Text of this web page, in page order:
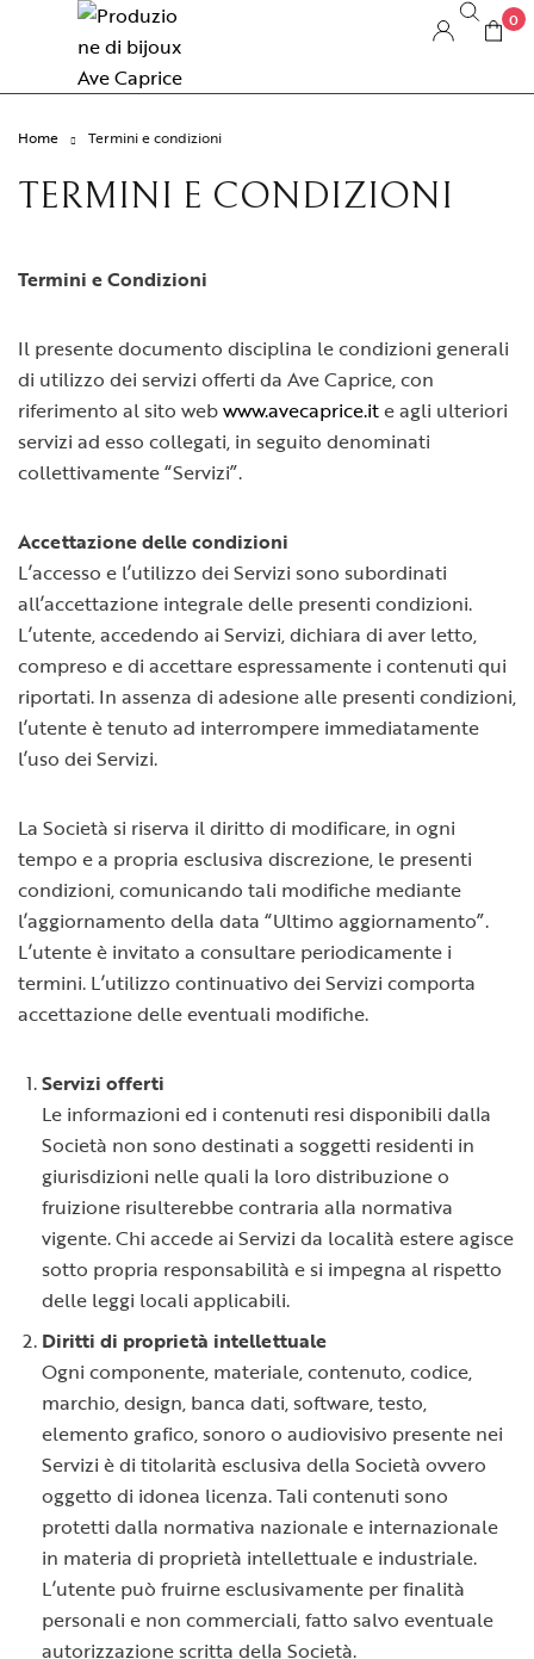
0
Home Termini e condizioni
TERMINI E CONDIZIONI
Termini e Condizioni
Il presente documento disciplina le condizioni generali
di utilizzo dei servizi offerti da Ave Caprice, con
riferimento al sito webwww.avecaprice.ite agli ulteriori
servizi ad esso collegati, in seguito denominati
collettivamente “Servizi”.
Accettazione delle condizioni
L’accesso e l’utilizzo dei Servizi sono subordinati
all’accettazione integrale delle presenti condizioni.
L’utente, accedendo ai Servizi, dichiara di aver letto,
compreso e di accettare espressamente i contenuti qui
riportati. In assenza di adesione alle presenti condizioni,
l’utente è tenuto ad interrompere immediatamente
l’uso dei Servizi.
La Società si riserva il diritto di modificare, in ogni
tempo e a propria esclusiva discrezione, le presenti
condizioni, comunicando tali modifiche mediante
l’aggiornamento della data “Ultimo aggiornamento”.
L’utente è invitato a consultare periodicamente i
termini. L’utilizzo continuativo dei Servizi comporta
accettazione delle eventuali modifiche.
Servizi offerti
Le informazioni ed i contenuti resi disponibili dalla
Società non sono destinati a soggetti residenti in
giurisdizioni nelle quali la loro distribuzione o
fruizione risulterebbe contraria alla normativa
vigente. Chi accede ai Servizi da località estere agisce
sotto propria responsabilità e si impegna al rispetto
delle leggi locali applicabili.
Diritti di proprietà intellettuale
Ogni componente, materiale, contenuto, codice,
marchio, design, banca dati, software, testo,
elemento grafico, sonoro o audiovisivo presente nei
Servizi è di titolarità esclusiva della Società ovvero
oggetto di idonea licenza. Tali contenuti sono
protetti dalla normativa nazionale e internazionale
in materia di proprietà intellettuale e industriale.
L’utente può fruirne esclusivamente per finalità
personali e non commerciali, fatto salvo eventuale
autorizzazione scritta della Società.